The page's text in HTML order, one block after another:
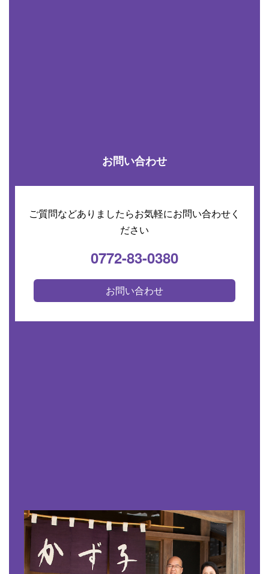
お問い合わせ
ご質問などありましたらお気軽にお問い合わせく
ださい
0772-83-0380
お問い合わせ